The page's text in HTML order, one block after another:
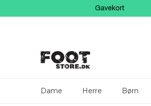
Gavekort
Dame Herre Børn